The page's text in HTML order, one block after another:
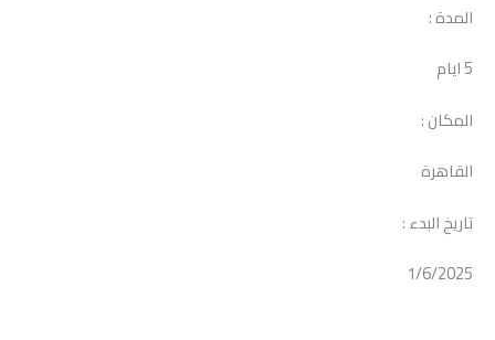
المدة :
5 ايام
المكان :
القاهرة
تاريخ البدء :
1/6/2025